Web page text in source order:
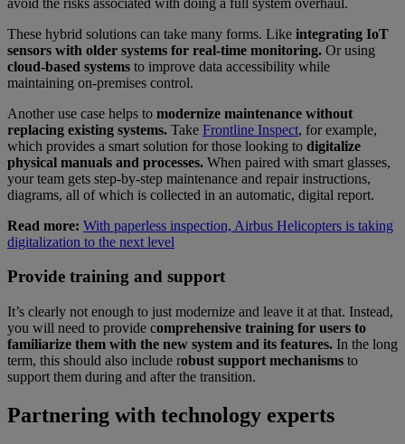
These hybrid solutions can take many forms. Like integrating IoT
sensors with older systems for real-time monitoring. Or using
cloud-based systems to improve data accessibility while
maintaining on-premises control.
Another use case helps to modernize maintenance without
replacing existing systems. Take Frontline Inspect, for example,
which provides a smart solution for those looking to digitalize
physical manuals and processes. When paired with smart glasses,
your team gets step-by-step maintenance and repair instructions,
diagrams, all of which is collected in an automatic, digital report.
Read more: With paperless inspection, Airbus Helicopters is taking
digitalization to the next level
Provide training and support
It’s clearly not enough to just modernize and leave it at that. Instead,
you will need to provide comprehensive training for users to
familiarize them with the new system and its features. In the long
term, this should also include robust support mechanisms to
support them during and after the transition.
Partnering with technology experts